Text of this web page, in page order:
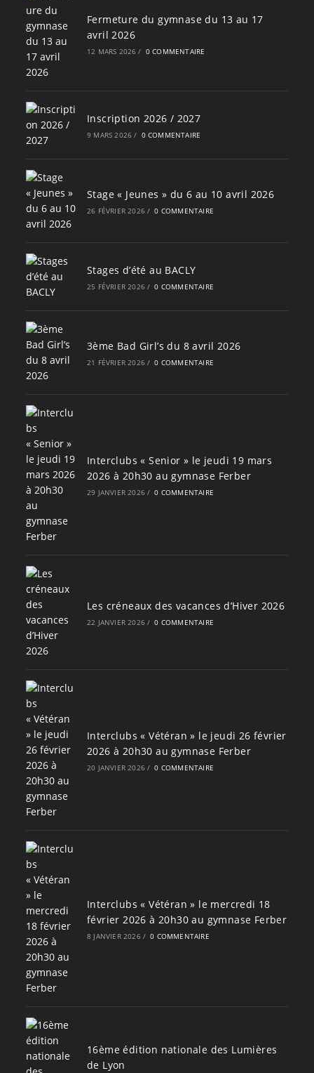
Fermeture du gymnase du 13 au 17
avril 2026
12 MARS 2026 / 0 COMMENTAIRE
Inscription 2026 / 2027
9 MARS 2026 / 0 COMMENTAIRE
Stage « Jeunes » du 6 au 10 avril 2026
26 FÉVRIER 2026 / 0 COMMENTAIRE
Stages d’été au BACLY
25 FÉVRIER 2026 / 0 COMMENTAIRE
3ème Bad Girl’s du 8 avril 2026
21 FÉVRIER 2026 / 0 COMMENTAIRE
Interclubs « Senior » le jeudi 19 mars
2026 à 20h30 au gymnase Ferber
29 JANVIER 2026 / 0 COMMENTAIRE
Les créneaux des vacances d’Hiver 2026
22 JANVIER 2026 / 0 COMMENTAIRE
Interclubs « Vétéran » le jeudi 26 février
2026 à 20h30 au gymnase Ferber
20 JANVIER 2026 / 0 COMMENTAIRE
Interclubs « Vétéran » le mercredi 18
février 2026 à 20h30 au gymnase Ferber
8 JANVIER 2026 / 0 COMMENTAIRE
16ème édition nationale des Lumières
de Lyon